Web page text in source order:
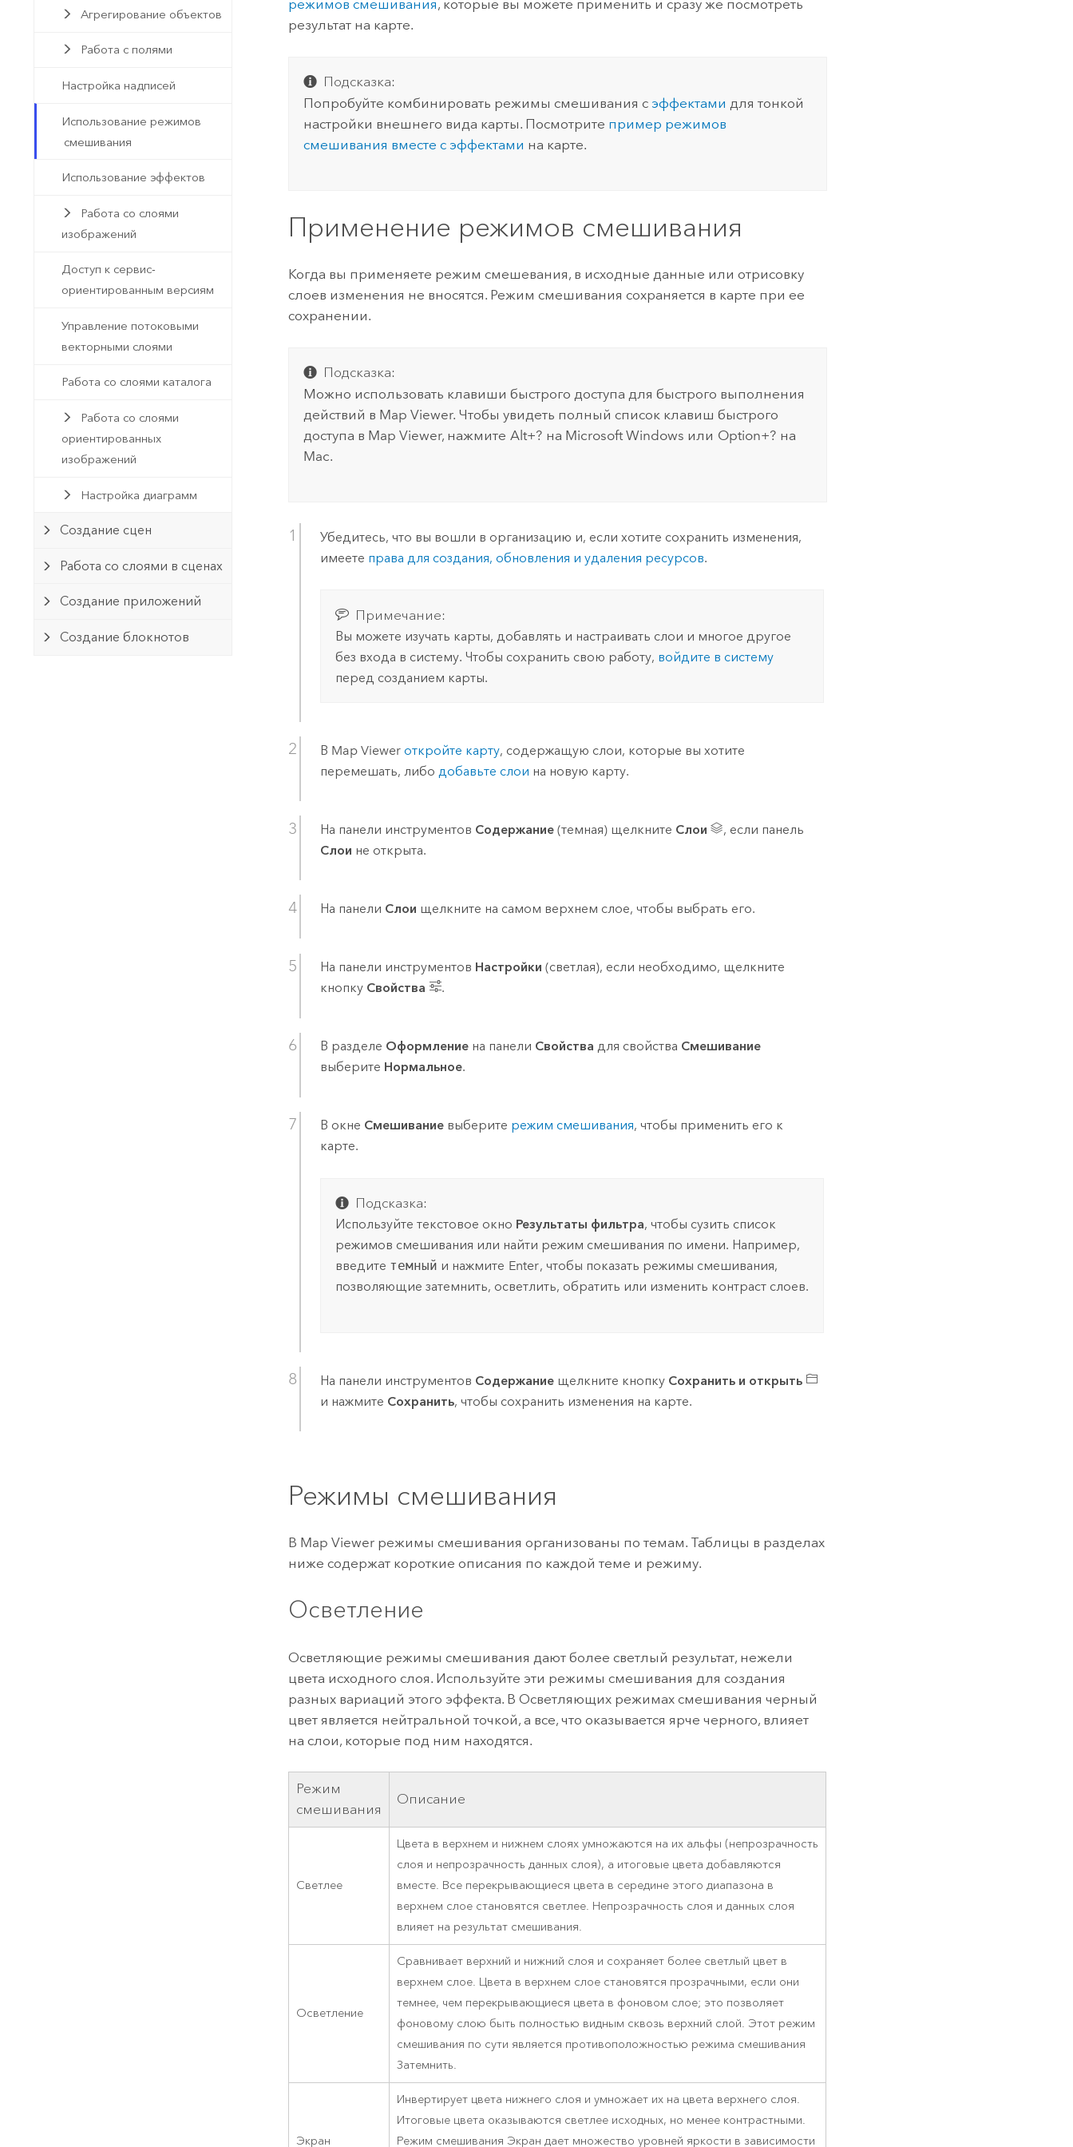
Агрегирование объектов
Работа с полями
Настройка надписей
Использование режимов
смешивания
Использование эффектов
Работа со слоями
изображений
Доступ к сервис-
ориентированным версиям
Управление потоковыми
векторными слоями
Работа со слоями каталога
Работа со слоями
ориентированных
изображений
Настройка диаграмм
Создание сцен
Работа со слоями в сценах
Создание приложений
Создание блокнотов
режимов смешивания, которые вы можете применить и сразу же посмотреть
результат на карте.
Подсказка:
Попробуйте комбинировать режимы смешивания с эффектами для тонкой
настройки внешнего вида карты. Посмотрите пример режимов
смешивания вместе с эффектами на карте.
Применение режимов смешивания
Когда вы применяете режим смешевания, в исходные данные или отрисовку
слоев изменения не вносятся. Режим смешивания сохраняется в карте при ее
сохранении.
Подсказка:
Можно использовать клавиши быстрого доступа для быстрого выполнения
действий в Map Viewer. Чтобы увидеть полный список клавиш быстрого
доступа в Map Viewer, нажмите Alt+? на Microsoft Windows или Option+? на
Mac.
Убедитесь, что вы вошли в организацию и, если хотите сохранить изменения,
имеете права для создания, обновления и удаления ресурсов.
Примечание:
Вы можете изучать карты, добавлять и настраивать слои и многое другое
без входа в систему. Чтобы сохранить свою работу, войдите в систему
перед созданием карты.
В Map Viewer откройте карту, содержащую слои, которые вы хотите
перемешать, либодобавьте слои на новую карту.
На панели инструментов Содержание (темная) щелкните Слои
, если панель
Слои не открыта.
На панели Слои щелкните на самом верхнем слое, чтобы выбрать его.
На панели инструментов Настройки (светлая), если необходимо, щелкните
кнопку Свойства .
В разделе Оформление на панели Свойства для свойства Смешивание
выберите Нормальное.
В окне Смешивание выберите режим смешивания, чтобы применить его к
карте.
Подсказка:
Используйте текстовое окно Результаты фильтра, чтобы сузить список
режимов смешивания или найти режим смешивания по имени. Например,
введите темный и нажмите Enter, чтобы показать режимы смешивания,
позволяющие затемнить, осветлить, обратить или изменить контраст слоев.
На панели инструментов Содержание щелкните кнопку Сохранить и открыть
и нажмите Сохранить, чтобы сохранить изменения на карте.
Режимы смешивания
В Map Viewer режимы смешивания организованы по темам. Таблицы в разделах
ниже содержат короткие описания по каждой теме и режиму.
Осветление
Осветляющие режимы смешивания дают более светлый результат, нежели
цвета исходного слоя. Используйте эти режимы смешивания для создания
разных вариаций этого эффекта. В Осветляющих режимах смешивания черный
цвет является нейтральной точкой, а все, что оказывается ярче черного, влияет
на слои, которые под ним находятся.
Режим
смешивания
Описание
Светлее
Цвета в верхнем и нижнем слоях умножаются на их альфы (непрозрачность
слоя и непрозрачность данных слоя), а итоговые цвета добавляются
вместе. Все перекрывающиеся цвета в середине этого диапазона в
верхнем слое становятся светлее. Непрозрачность слоя и данных слоя
влияет на результат смешивания.
Осветление
Сравнивает верхний и нижний слоя и сохраняет более светлый цвет в
верхнем слое. Цвета в верхнем слое становятся прозрачными, если они
темнее, чем перекрывающиеся цвета в фоновом слое; это позволяет
фоновому слою быть полностью видным сквозь верхний слой. Этот режим
смешивания по сути является противоположностью режима смешивания
Затемнить.
Экран
Инвертирует цвета нижнего слоя и умножает их на цвета верхнего слоя.
Итоговые цвета оказываются светлее исходных, но менее контрастными.
Режим смешивания Экран дает множество уровней яркости в зависимости